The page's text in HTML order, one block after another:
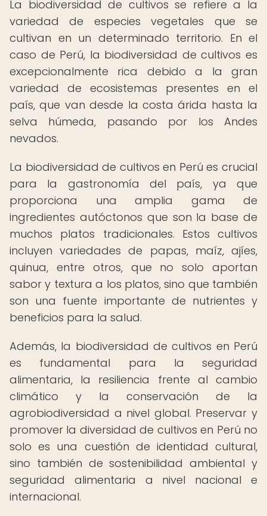
La biodiversidad de cultivos se refiere a la
variedad de especies vegetales que se
cultivan en un determinado territorio. En el
caso de Perú, la biodiversidad de cultivos es
excepcionalmente rica debido a la gran
variedad de ecosistemas presentes en el
país, que van desde la costa árida hasta la
selva húmeda, pasando por los Andes
nevados.
La biodiversidad de cultivos en Perú es crucial
para la gastronomía del país, ya que
proporciona una amplia gama de
ingredientes autóctonos que son la base de
muchos platos tradicionales. Estos cultivos
incluyen variedades de papas, maíz, ajíes,
quinua, entre otros, que no solo aportan
sabor y textura a los platos, sino que también
son una fuente importante de nutrientes y
beneficios para la salud.
Además, la biodiversidad de cultivos en Perú
es fundamental para la seguridad
alimentaria, la resiliencia frente al cambio
climático y la conservación de la
agrobiodiversidad a nivel global. Preservar y
promover la diversidad de cultivos en Perú no
solo es una cuestión de identidad cultural,
sino también de sostenibilidad ambiental y
seguridad alimentaria a nivel nacional e
internacional.